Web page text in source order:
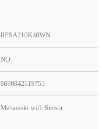
RFSA210K40WN
NO
8690842619755
Mehāniski with Sensor